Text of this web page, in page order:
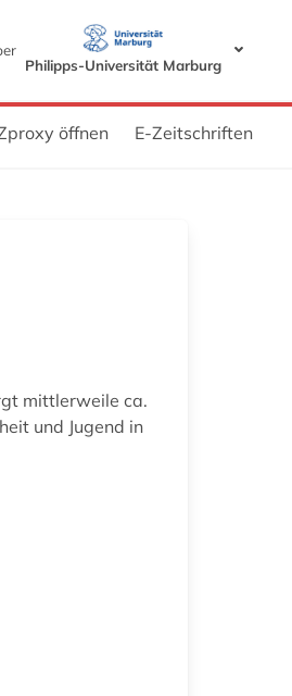
Philipps-Universität Marburg
öffnen E-Zeitschriften
mittlerweile ca.
und Jugend in